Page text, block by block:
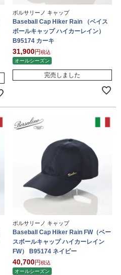
ボルサリーノ キャップ
Baseball Cap Hiker Rain （ベイス
ボールキャップ ハイカーレイン）
B95174 カーキ
31,900
税込
オールシーズン
完売しました
ボルサリーノ キャップ
Baseball Cap Hiker Rain FW（ベー
スボールキャップ ハイカーレイン
FW） B95174 ネイビー
40,700
税込
オールシーズン